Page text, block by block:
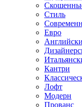
Стиль
Евро
Кантри
Лофт
Модерн
Прованс